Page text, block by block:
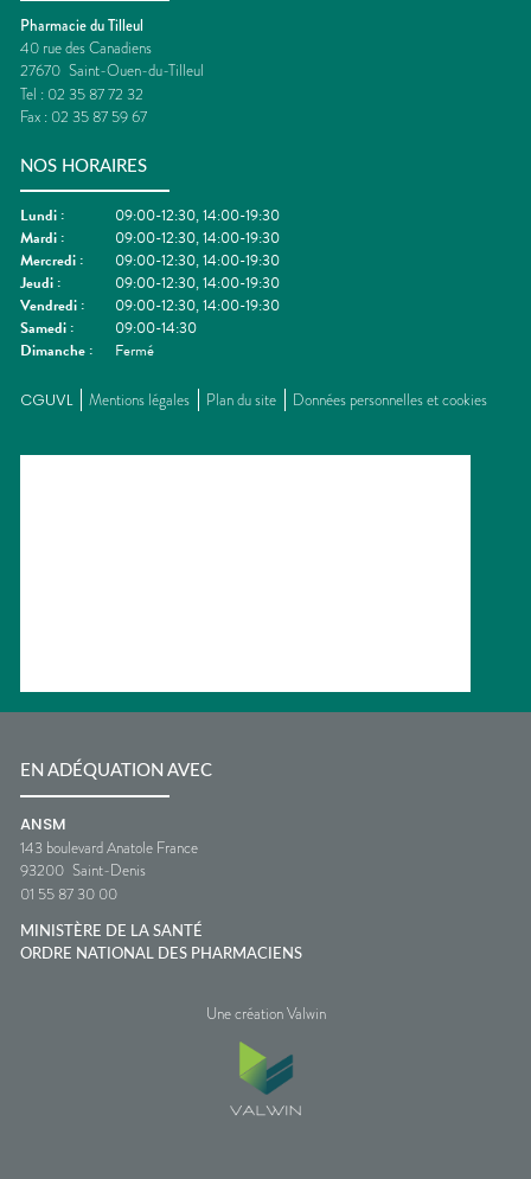
Pharmacie du Tilleul
40 rue des Canadiens
27670 Saint-Ouen-du-Tilleul
Tel : 02 35 87 72 32
Fax : 02 35 87 59 67
NOS HORAIRES
Lundi :
09:00-12:30, 14:00-19:30
Mardi :
09:00-12:30, 14:00-19:30
Mercredi :
09:00-12:30, 14:00-19:30
Jeudi :
09:00-12:30, 14:00-19:30
Vendredi :
09:00-12:30, 14:00-19:30
Samedi :
09:00-14:30
Dimanche : Fermé
CGUVL Mentions légales Plan du site Données personnelles et cookies
EN ADÉQUATION AVEC
ANSM
143 boulevard Anatole France
93200 Saint-Denis
01 55 87 30 00
MINISTÈRE DE LA SANTÉ
ORDRE NATIONAL DES PHARMACIENS
Une création Valwin